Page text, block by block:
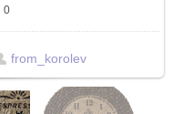
755x400
0
from_korolev